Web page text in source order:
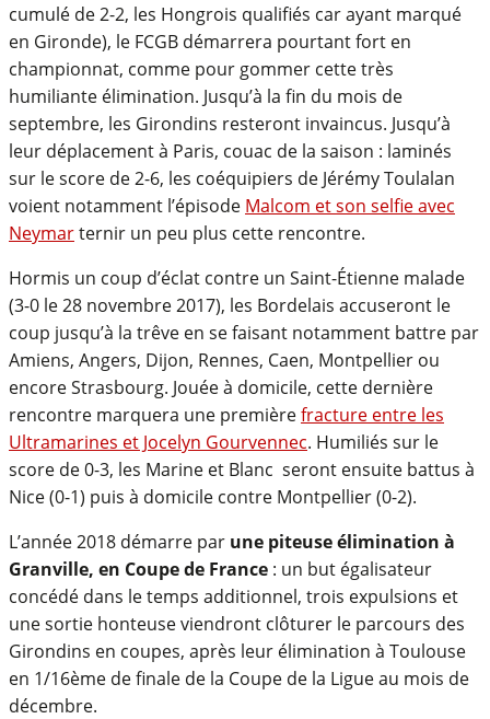
cumulé de 2-2, les Hongrois qualifiés car ayant marqué
en Gironde), le FCGB démarrera pourtant fort en
championnat, comme pour gommer cette très
humiliante élimination. Jusqu’à la fin du mois de
septembre, les Girondins resteront invaincus. Jusqu’à
leur déplacement à Paris, couac de la saison : laminés
sur le score de 2-6, les coéquipiers de Jérémy Toulalan
voient notamment l’épisode Malcom et son selfie avec
Neymarternir un peu plus cette rencontre.
Hormis un coup d’éclat contre un Saint-Étienne malade
(3-0 le 28 novembre 2017), les Bordelais accuseront le
coup jusqu’à la trêve en se faisant notamment battre par
Amiens, Angers, Dijon, Rennes, Caen, Montpellier ou
encore Strasbourg. Jouée à domicile, cette dernière
rencontre marquera une premièrefracture entre les
Ultramarines et Jocelyn Gourvennec. Humiliés sur le
score de 0-3, les Marine et Blanc seront ensuite battus à
Nice (0-1) puis à domicile contre Montpellier (0-2).
L’année 2018 démarre par une piteuse élimination à
Granville, en Coupe de France : un but égalisateur
concédé dans le temps additionnel, trois expulsions et
une sortie honteuse viendront clôturer le parcours des
Girondins en coupes, après leur élimination à Toulouse
en 1/16ème de finale de la Coupe de la Ligue au mois de
décembre.